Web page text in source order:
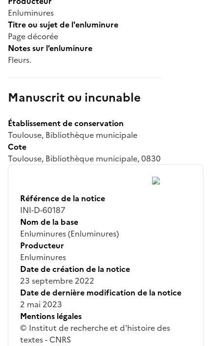
Enluminures
Titre ou sujet de l'enluminure
Page décorée
Notes sur l’enluminure
Fleurs.
Manuscrit ou incunable
Établissement de conservation
Toulouse, Bibliothèque municipale
Cote
Toulouse, Bibliothèque municipale, 0830
Référence de la notice
INI-D-60187
Nom de la base
Enluminures (Enluminures)
Producteur
Enluminures
Date de création de la notice
23 septembre 2022
Date de dernière modification de la notice
2 mai 2023
Mentions légales
© Institut de recherche et d'histoire des
textes - CNRS